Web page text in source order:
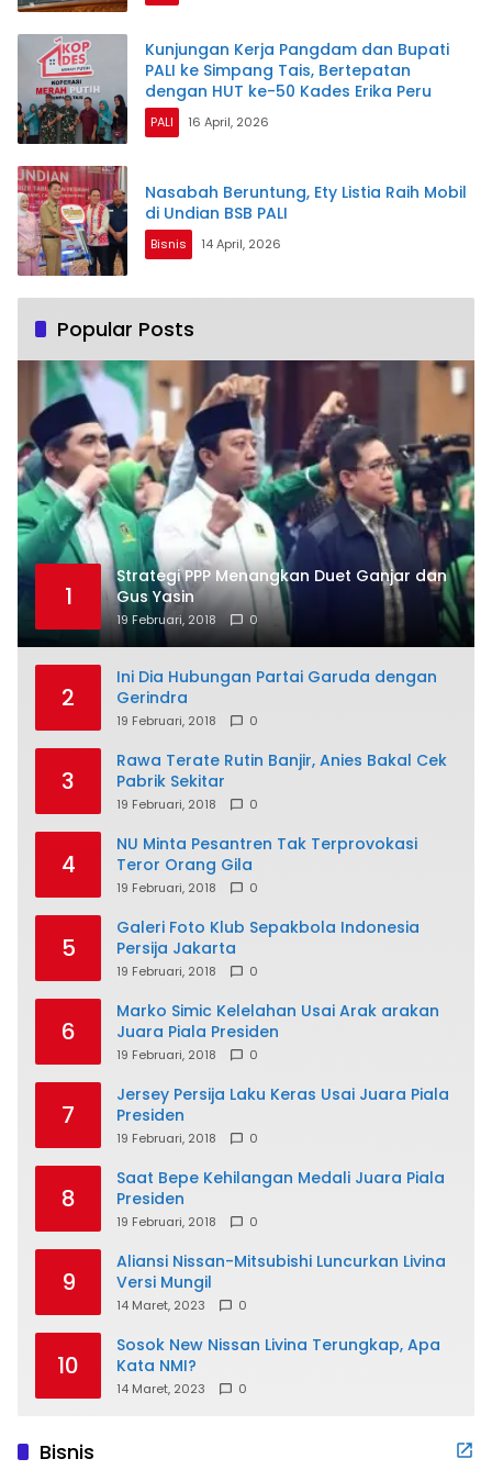
Kunjungan Kerja Pangdam dan Bupati
PALI ke Simpang Tais, Bertepatan
dengan HUT ke-50 Kades Erika Peru
PALI 16 April, 2026
Nasabah Beruntung, Ety Listia Raih Mobil
di Undian BSB PALI
Bisnis 14 April, 2026
Popular Posts
1
Strategi PPP Menangkan Duet Ganjar dan
Gus Yasin
19 Februari, 2018 0
2
Ini Dia Hubungan Partai Garuda dengan
Gerindra
19 Februari, 2018 0
3
Rawa Terate Rutin Banjir, Anies Bakal Cek
Pabrik Sekitar
19 Februari, 2018 0
4
NU Minta Pesantren Tak Terprovokasi
Teror Orang Gila
19 Februari, 2018 0
5
Galeri Foto Klub Sepakbola Indonesia
Persija Jakarta
19 Februari, 2018 0
6
Marko Simic Kelelahan Usai Arak arakan
Juara Piala Presiden
19 Februari, 2018 0
7
Jersey Persija Laku Keras Usai Juara Piala
Presiden
19 Februari, 2018 0
8
Saat Bepe Kehilangan Medali Juara Piala
Presiden
19 Februari, 2018 0
9
Aliansi Nissan-Mitsubishi Luncurkan Livina
Versi Mungil
14 Maret, 2023 0
10
Sosok New Nissan Livina Terungkap, Apa
Kata NMI?
14 Maret, 2023 0
Bisnis